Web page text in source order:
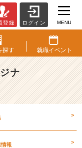
登録 ログイン MENU
探す 就職イベント
ナ
>
報 >